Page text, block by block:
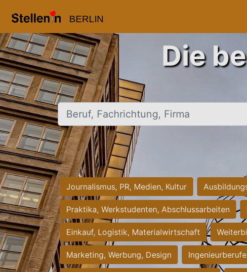
BERLIN
Die
Beruf, Fachrichtung, Firma
Journalismus, PR, Medien, Kultur
Praktika, Werkstudenten, Abschlussarbeiten
Einkauf, Logistik, Materialwirtschaft
Marketing, Werbung, Design